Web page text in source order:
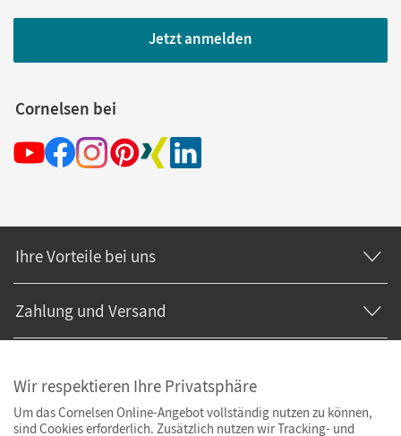
Jetzt anmelden
Cornelsen bei
Ihre Vorteile bei uns
Zahlung und Versand
Wir respektieren Ihre Privatsphäre
Um das Cornelsen Online-Angebot vollständig nutzen zu können,
sind Cookies erforderlich. Zusätzlich nutzen wir Tracking- und